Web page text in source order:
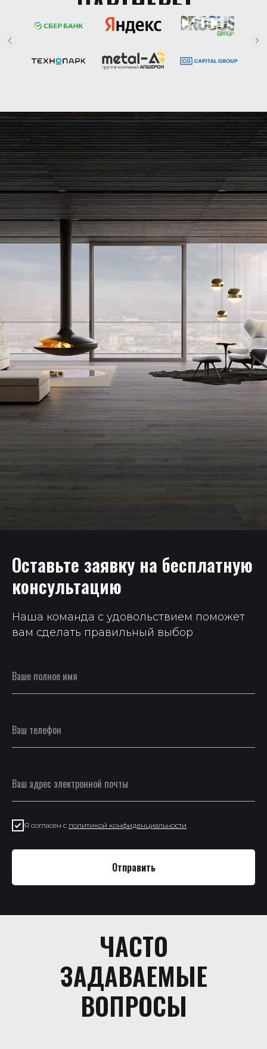
Оставьте заявку на бесплатную
консультацию
Наша команда с удовольствием поможет
вам сделать правильный выбор
Я согласен с политикой конфиденциальности
Отправить
ЧАСТО
ЗАДАВАЕМЫЕ
ВОПРОСЫ